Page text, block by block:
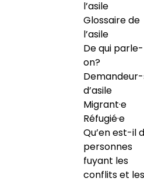
l’asile
Glossaire de
l’asile
De qui
on?
d’asile
Migrant·e
Réfugié·e
Qu’en est-il
personnes
fuyant les
conflits et les